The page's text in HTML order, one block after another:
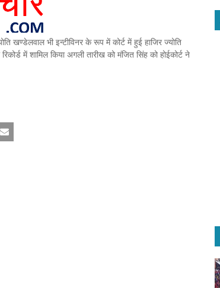
खण्डेलवाल भी इन्टीविनर के रूप में कोर्ट में हुई हाजिर ज्योति
में शामिल किया अगली तारीख को मंजित सिंह को होईकोर्ट ने